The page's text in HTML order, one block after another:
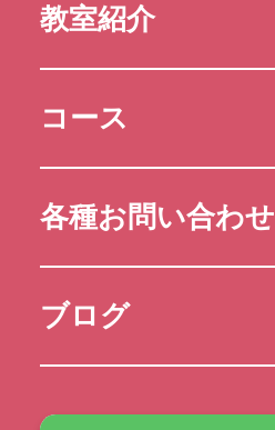
教室紹介
コース
各種お問い合わせ
ブログ